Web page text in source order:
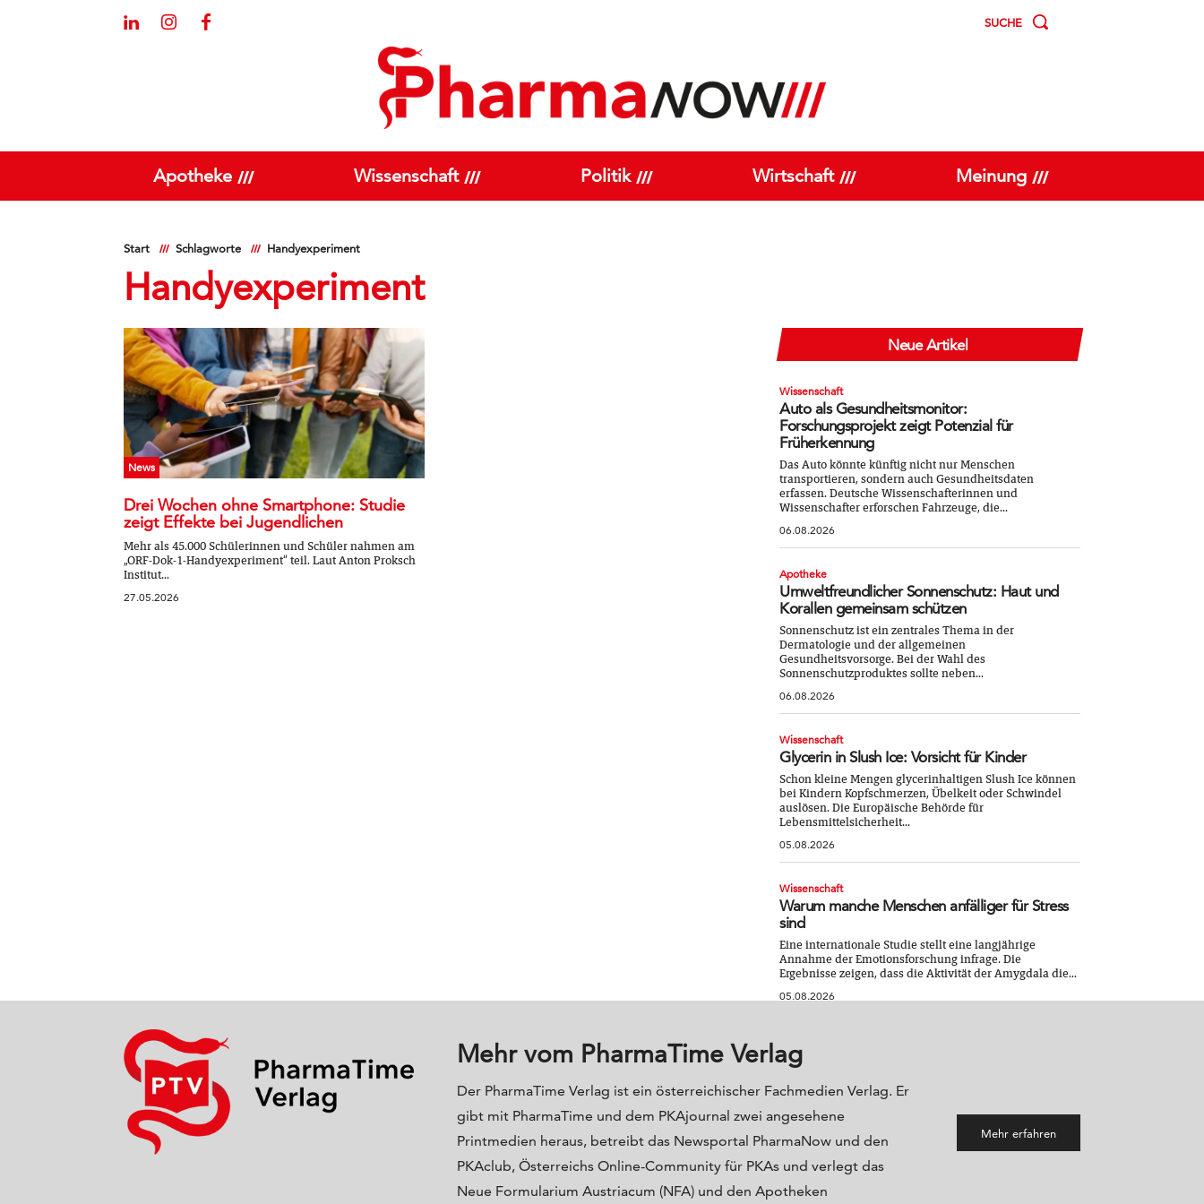
SUCHE
Apotheke Wissenschaft Politik Wirtschaft Meinung
Start Schlagworte Handyexperiment
Handyexperiment
News
Drei Wochen ohne Smartphone: Studie
zeigt Effekte bei Jugendlichen
Mehr als 45.000 Schülerinnen und Schüler nahmen am
„ORF-Dok-1-Handyexperiment“ teil. Laut Anton Proksch
Institut...
27.05.2026
Neue Artikel
Wissenschaft
Auto als Gesundheitsmonitor:
Forschungsprojekt zeigt Potenzial für
Früherkennung
Das Auto könnte künftig nicht nur Menschen
transportieren, sondern auch Gesundheitsdaten
erfassen. Deutsche Wissenschafterinnen und
Wissenschafter erforschen Fahrzeuge, die...
06.08.2026
Apotheke
Umweltfreundlicher Sonnenschutz: Haut und
Korallen gemeinsam schützen
Sonnenschutz ist ein zentrales Thema in der
Dermatologie und der allgemeinen
Gesundheitsvorsorge. Bei der Wahl des
Sonnenschutzproduktes sollte neben...
06.08.2026
Wissenschaft
Glycerin in Slush Ice: Vorsicht für Kinder
Schon kleine Mengen glycerinhaltigen Slush Ice können
bei Kindern Kopfschmerzen, Übelkeit oder Schwindel
auslösen. Die Europäische Behörde für
Lebensmittelsicherheit...
05.08.2026
Wissenschaft
Warum manche Menschen anfälliger für Stress
sind
Eine internationale Studie stellt eine langjährige
Annahme der Emotionsforschung infrage. Die
Ergebnisse zeigen, dass die Aktivität der Amygdala die...
05.08.2026
Mehr vom PharmaTime Verlag
Der PharmaTime Verlag ist ein österreichischer Fachmedien Verlag. Er
gibt mit PharmaTime und dem PKAjournal zwei angesehene
Printmedien heraus, betreibt das Newsportal PharmaNow und den
PKAclub, Österreichs Online-Community für PKAs und verlegt das
Neue Formularium Austriacum (NFA) und den Apotheken
Mehr erfahren